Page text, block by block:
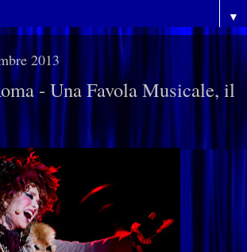
▼
2013
- Una Favola Musicale, il